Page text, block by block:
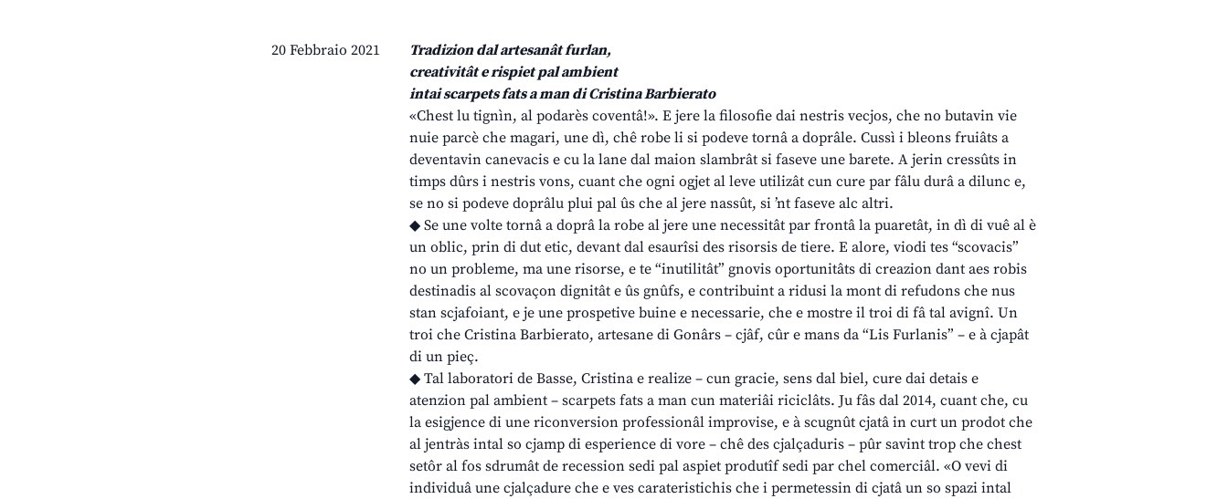
20 Febbraio 2021
Tradizion dal artesanât furlan,
creativitât e rispiet pal ambient
intai scarpets fats a man di Cristina Barbierato
«Chest lu tignìn, al podarès coventâ!». E jere la filosofie dai nestris vecjos, che no butavin vie
nuie parcè che magari, une dì, chê robe li si podeve tornâ a doprâle. Cussì i bleons fruiâts a
deventavin canevacis e cu la lane dal maion slambrât si faseve une barete. A jerin cressûts in
timps dûrs i nestris vons, cuant che ogni ogjet al leve utilizât cun cure par fâlu durâ a dilunc e,
se no si podeve doprâlu plui pal ûs che al jere nassût, si ’nt faseve alc altri.
◆ Se une volte tornâ a doprâ la robe al jere une necessitât par frontâ la puaretât, in dì di vuê al è
un oblic, prin di dut etic, devant dal esaurîsi des risorsis de tiere. E alore, viodi tes “scovacis”
no un probleme, ma une risorse, e te “inutilitât” gnovis oportunitâts di creazion dant aes robis
destinadis al scovaçon dignitât e ûs gnûfs, e contribuint a ridusi la mont di refudons che nus
stan scjafoiant, e je une prospetive buine e necessarie, che e mostre il troi di fâ tal avignî. Un
troi che Cristina Barbierato, artesane di Gonârs – cjâf, cûr e mans da “Lis Furlanis” – e à cjapât
di un pieç.
◆ Tal laboratori de Basse, Cristina e realize – cun gracie, sens dal biel, cure dai detais e
atenzion pal ambient – scarpets fats a man cun materiâi riciclâts. Ju fâs dal 2014, cuant che, cu
la esigjence di une riconversion professionâl improvise, e à scugnût cjatâ in curt un prodot che
al jentràs intal so cjamp di esperience di vore – chê des cjalçaduris – pûr savint trop che chest
setôr al fos sdrumât de recession sedi pal aspiet produtîf sedi par chel comerciâl. «O vevi di
individuâ une cjalçadure che e ves carateristichis che i permetessin di cjatâ un so spazi intal